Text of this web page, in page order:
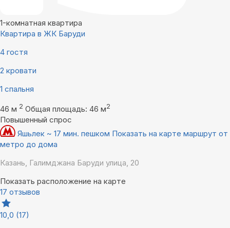
1-комнатная квартира
Квартира в ЖК Баруди
4 гостя
2 кровати
1 спальня
46 м 2 Общая площадь: 46 м2
Повышенный спрос
Яшьлек ~ 17 мин. пешком Показать на карте маршрут от
метро до дома
Казань, Галимджана Баруди улица, 20
Показать расположение на карте
17 отзывов
10,0 (17)